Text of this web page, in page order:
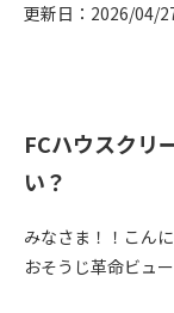
更新日：2026/04/
FCハウスクリ
い？
みなさま！！こんに
おそうじ革命ビュ